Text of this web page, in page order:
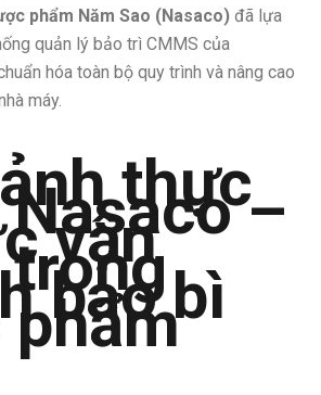
phẩm Năm Sao (Nasaco) đã lựa
quản lý bảo trì CMMS của
hóa toàn bộ quy trình và nâng cao
máy.
thực–
vận
bao bì